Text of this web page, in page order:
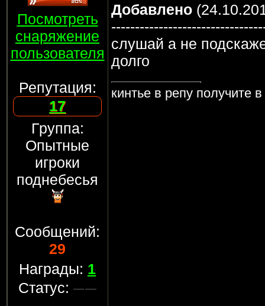
Посмотреть
снаряжение
пользователя
Репутация:
17
Группа:
Опытные
игроки
поднебесья
Сообщений:
29
Награды: 1
Статус:
Добавлено
слушай а не
долго
кинтье в репу получите в